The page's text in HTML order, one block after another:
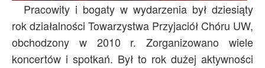
Pracowity i bogaty w wydarzenia był dziesiąty
rok działalności Towarzystwa Przyjaciół Chóru UW,
obchodzony w 2010 r. Zorganizowano wiele
koncertów i spotkań. Był to rok dużej aktywności